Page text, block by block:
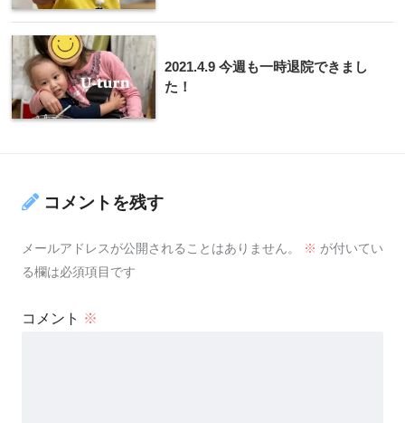
2021.4.9 今週も一時退院できまし
た！
コメントを残す
メールアドレスが公開されることはありません。 ※ が付いてい
る欄は必須項目です
コメント ※